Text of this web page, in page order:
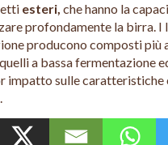
esteri, che hanno la
profondamente la birra. I
producono composti più
a bassa fermentazione
impatto sulle